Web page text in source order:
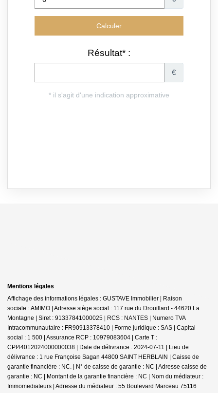
Mentions légales
Affichage des informations légales : GUSTAVE Immobilier | Raison
sociale : AMIMO | Adresse siège social : 117 rue du Drouillard - 44620 La
Montagne | Siret : 91337841000025 | RCS : NANTES | Numero TVA
Intracommunautaire : FR90913378410 | Forme juridique : SAS | Capital
social : 1 500 | Assurance RCP : 10979083604 | Carte T :
CPI44012024000000038 | Date de délivrance : 2024-07-11 | Lieu de
délivrance : 1 rue Françoise Sagan 44800 SAINT HERBLAIN | Caisse de
garantie financière : NC. | N° de caisse de garantie : NC | Adresse caisse de
garantie : NC | Montant de la garantie financière : NC | Nom du médiateur :
Immomediateurs | Adresse du médiateur : 55 Boulevard Marceau 75116